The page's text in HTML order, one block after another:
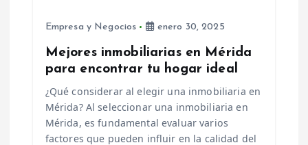
Empresa y Negocios enero 30, 2025
Mejores inmobiliarias en Mérida
para encontrar tu hogar ideal
¿Qué considerar al elegir una inmobiliaria en
Mérida? Al seleccionar una inmobiliaria en
Mérida, es fundamental evaluar varios
factores que pueden influir en la calidad del